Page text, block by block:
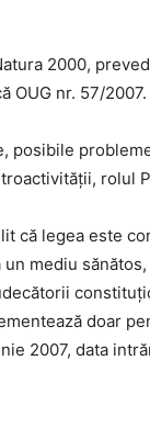
2000,
nr. 57/
posibile
rolul
că legea este
mediu
doar
2007, data